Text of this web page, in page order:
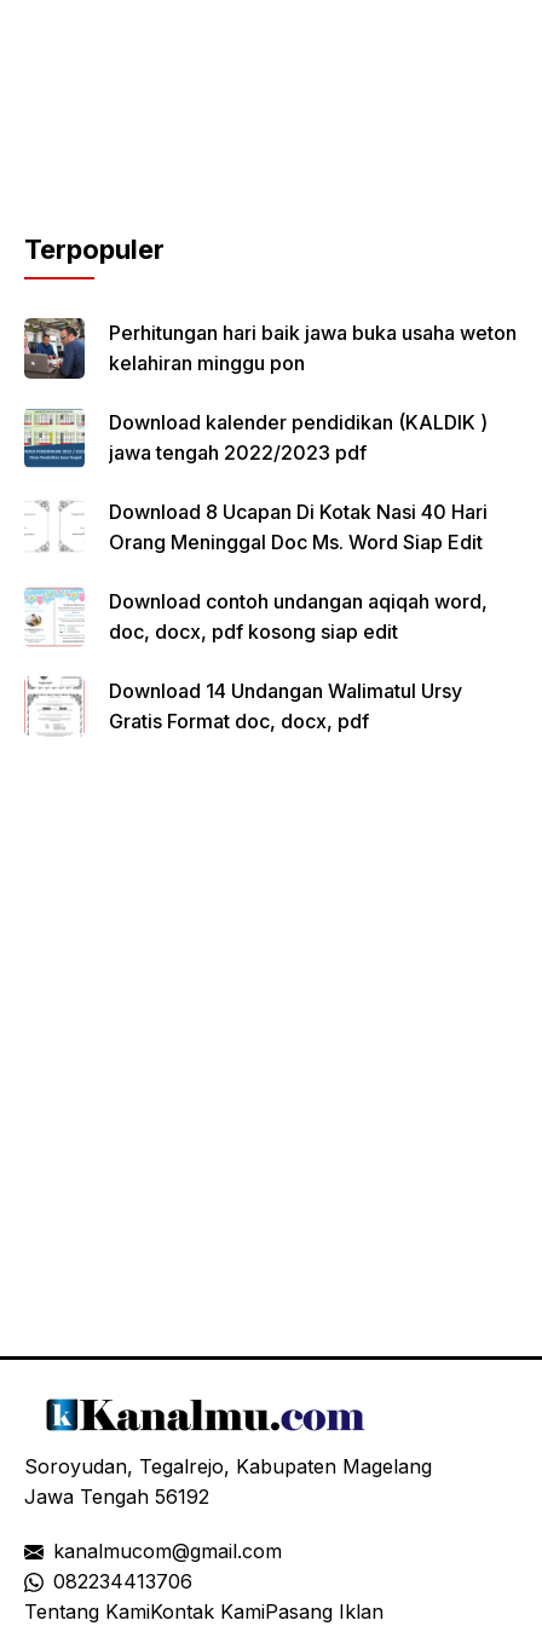
Terpopuler
Perhitungan hari baik jawa buka usaha weton
kelahiran minggu pon
Download kalender pendidikan (KALDIK )
jawa tengah 2022/2023 pdf
Download 8 Ucapan Di Kotak Nasi 40 Hari
Orang Meninggal Doc Ms. Word Siap Edit
Download contoh undangan aqiqah word,
doc, docx, pdf kosong siap edit
Download 14 Undangan Walimatul Ursy
Gratis Format doc, docx, pdf
Soroyudan, Tegalrejo, Kabupaten Magelang
Jawa Tengah 56192
kanalmucom@gmail.com
082234413706
Tentang KamiKontak KamiPasang Iklan